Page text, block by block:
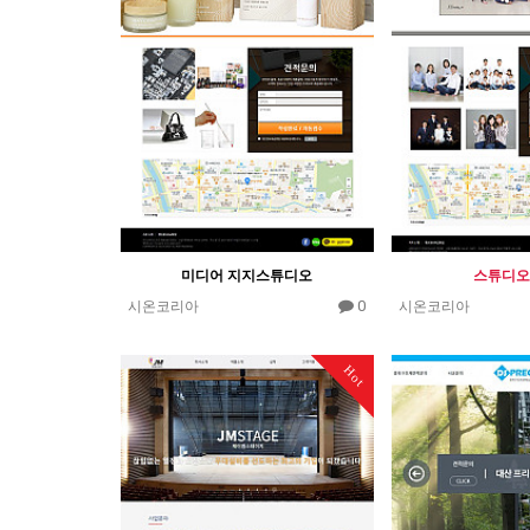
미디어 지지스튜디오
시온코리아
0
스튜디
시온코리아
Hot